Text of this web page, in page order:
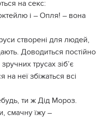
на ceкс:
і – Опля! – вона
створені для людей,
Доводиться постійно
трyсах зіб’є
неї збіжаться всі
ти ж Дід Мороз.
смачну їжу –